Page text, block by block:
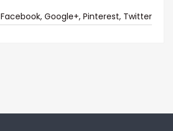
Facebook, Google+, Pinterest, Twitter